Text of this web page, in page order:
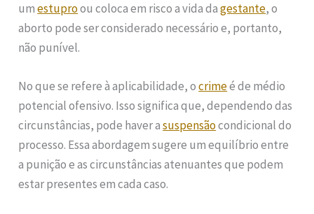
umestuproou coloca em risco a vida dagestante, o
aborto pode ser considerado necessário e, portanto,
não punível.
No que se refere à aplicabilidade, ocrimeé de médio
potencial ofensivo. Isso significa que, dependendo das
circunstâncias, pode haver asuspensãocondicional do
processo. Essa abordagem sugere um equilíbrio entre
a punição e as circunstâncias atenuantes que podem
estar presentes em cada caso.